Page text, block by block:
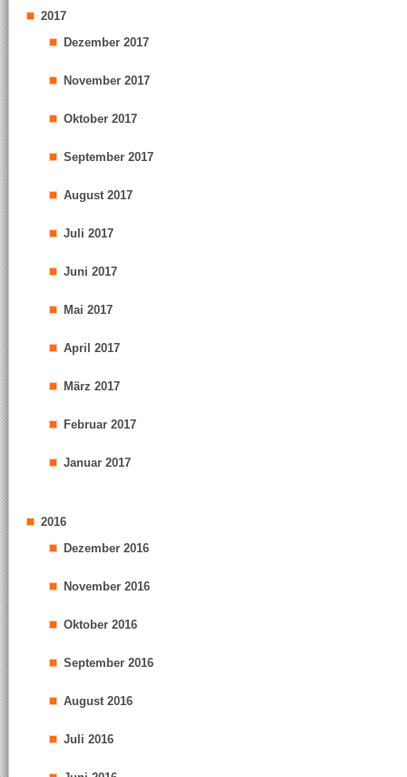
2017
Dezember 2017
November 2017
Oktober 2017
September 2017
August 2017
Juli 2017
Juni 2017
Mai 2017
April 2017
März 2017
Februar 2017
Januar 2017
2016
Dezember 2016
November 2016
Oktober 2016
September 2016
August 2016
Juli 2016